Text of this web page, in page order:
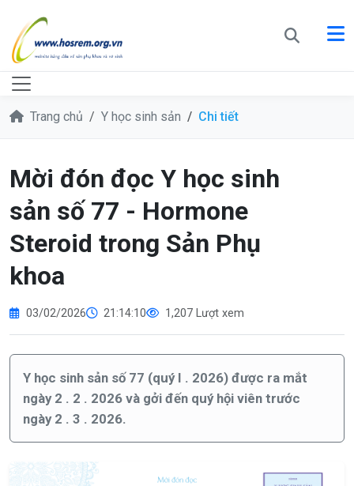
Trang chủ Y học sinh sản Chi tiết
Mời đón đọc Y học sinh
sản số 77 - Hormone
Steroid trong Sản Phụ
khoa
03/02/2026 21:14:10 1,207 Lượt xem
Y học sinh sản số 77 (quý I . 2026) được ra mắt
ngày 2 . 2 . 2026 và gởi đến quý hội viên trước
ngày 2 . 3 . 2026.